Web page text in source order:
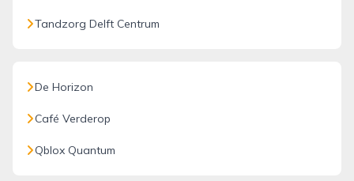
Tandzorg Delft Centrum
De Horizon
Café Verderop
Qblox Quantum